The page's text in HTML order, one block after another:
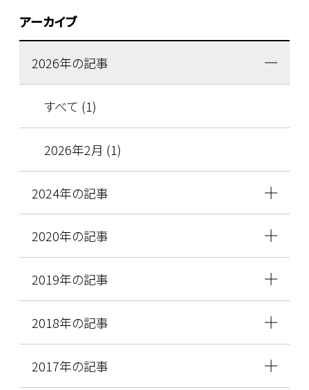
アーカイブ
2026年の記事
すべて (1)
2026年2月 (1)
2024年の記事
2020年の記事
2019年の記事
2018年の記事
2017年の記事